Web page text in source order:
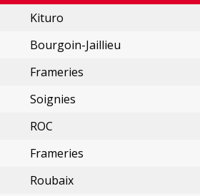
Kituro
Bourgoin-Jaillieu
Frameries
Soignies
ROC
Frameries
Roubaix